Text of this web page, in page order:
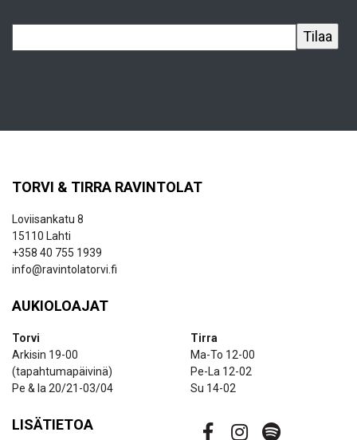
TORVI & TIRRA RAVINTOLAT
Loviisankatu 8
15110 Lahti
+358 40 755 1939
info@ravintolatorvi.fi
AUKIOLOAJAT
Torvi
Arkisin 19-00
(tapahtumapäivinä)
Pe & la 20/21-03/04
Tirra
Ma-To 12-00
Pe-La 12-02
Su 14-02
LISÄTIETOA